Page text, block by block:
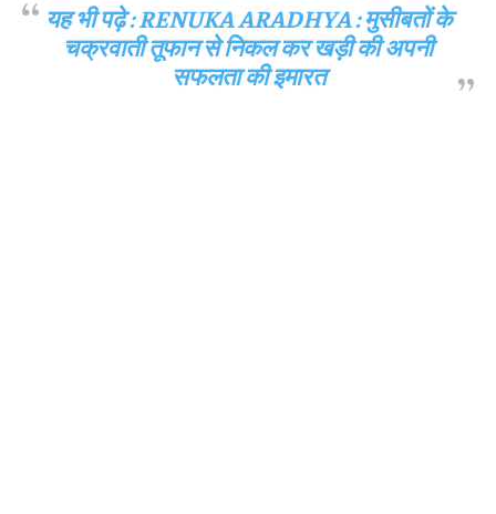
यह भी पढ़े :RENUKA ARADHYA : मुसीबतों के
चक्रवाती तूफान से निकल कर खड़ी की अपनी
सफलता की इमारत